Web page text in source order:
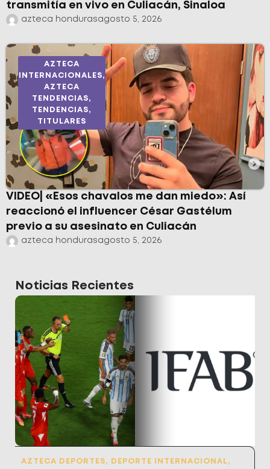
transmitía en vivo en Culiacán, Sinaloa
azteca hondurasagosto 5, 2026
AZTECA
INTERNACIONALES,
AZTECA
TENDENCIAS,
TENDENCIAS,
TITULARES
VIDEO| «Esos chavalos me dan miedo»: Así
reaccionó el influencer César Gastélum
previo a su asesinato en Culiacán
azteca hondurasagosto 5, 2026
Noticias Recientes
AZTECA DEPORTES, DEPORTE INTERNACIONAL,